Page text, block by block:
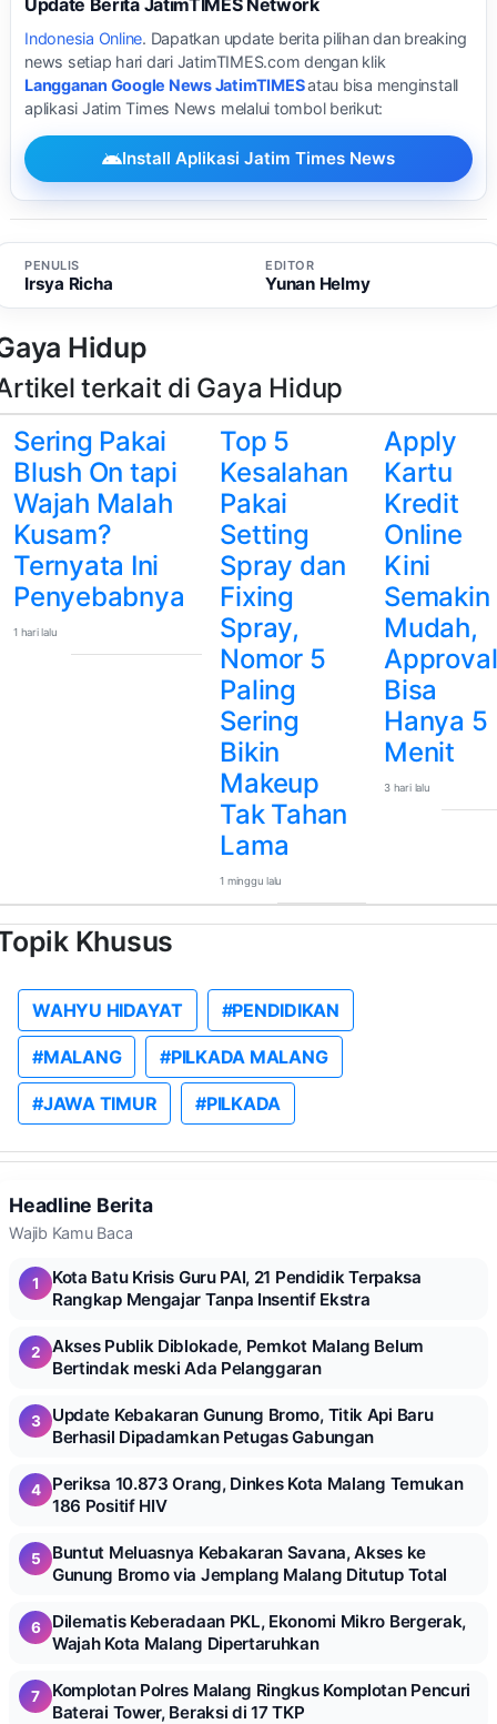
Indonesia Online. Dapatkan update berita pilihan dan breaking
news setiap hari dari JatimTIMES.com dengan klik
Langganan Google News JatimTIMESatau bisa menginstall
aplikasi Jatim Times News melalui tombol berikut:
Install Aplikasi Jatim Times News
PENULIS
Irsya Richa
EDITOR
Yunan Helmy
Hidup
terkait di Gaya Hidup
Sering Pakai
Blush On tapi
Wajah Malah
Kusam?
Ternyata Ini
Penyebabnya
1 hari lalu
Top 5
Kesalahan
Pakai
Setting
Spray dan
Fixing
Spray,
Nomor 5
Paling
Sering
Bikin
Makeup
Tak Tahan
Lama
1 minggu lalu
Apply
Kartu
Kredit
Online
Kini
Semakin
Mudah,
Approval
Bisa
Hanya 5
Menit
3 hari lalu
Khusus
WAHYU HIDAYAT #PENDIDIKAN
#MALANG #PILKADA MALANG
#JAWA TIMUR #PILKADA
Headline Berita
Wajib Kamu Baca
1
Kota Batu Krisis Guru PAI, 21 Pendidik Terpaksa
Rangkap Mengajar Tanpa Insentif Ekstra
2
Akses Publik Diblokade, Pemkot Malang Belum
Bertindak meski Ada Pelanggaran
3
Update Kebakaran Gunung Bromo, Titik Api Baru
Berhasil Dipadamkan Petugas Gabungan
4
Periksa 10.873 Orang, Dinkes Kota Malang Temukan
186 Positif HIV
5
Buntut Meluasnya Kebakaran Savana, Akses ke
Gunung Bromo via Jemplang Malang Ditutup Total
6
Dilematis Keberadaan PKL, Ekonomi Mikro Bergerak,
Wajah Kota Malang Dipertaruhkan
7
Komplotan Polres Malang Ringkus Komplotan Pencuri
Baterai Tower, Beraksi di 17 TKP